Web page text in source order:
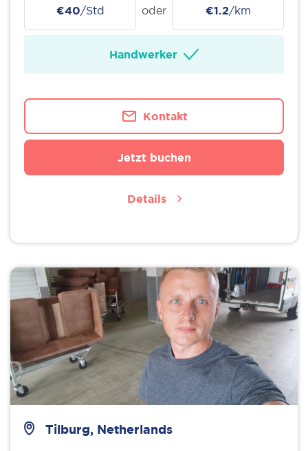
€40/Std oder €1.2/km
Handwerker
Kontakt
Jetzt buchen
Details
Tilburg, Netherlands